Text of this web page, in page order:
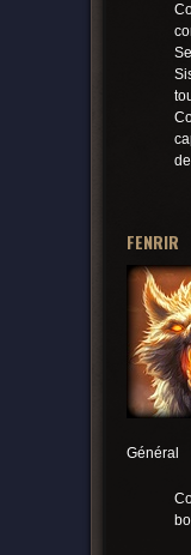
FENRIR
Général